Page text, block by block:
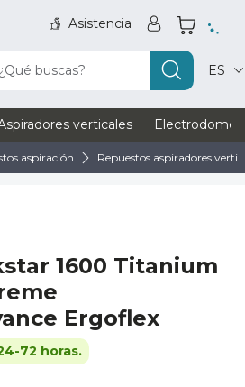
Asistencia
¿Qué buscas? ES
verticales
aspiración Repuestos aspiradores
1600 Titanium
Ergoflex
72 horas.